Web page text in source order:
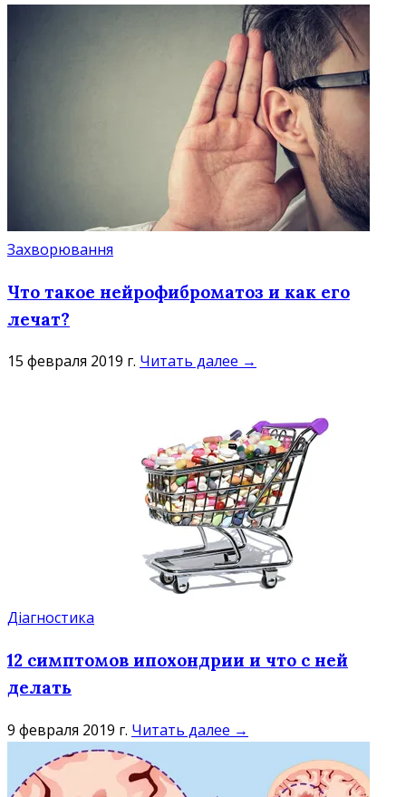
Захворювання
Что такое нейрофиброматоз и как его
лечат?
15 февраля 2019 г. Читать далее →
Діагностика
12 симптомов ипохондрии и что с ней
делать
9 февраля 2019 г. Читать далее →